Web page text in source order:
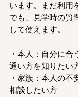
います。まだ利用
でも、見学時の質
して使えます。
・本人：自分に
通い方を知りたい
・家族：本人の不
相談したい方